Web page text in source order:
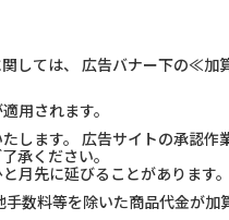
しては、 広告バナー下の≪
用されます。
します。 広告サイトの承認作
承ください。
月先に延びることがあります。
数料等を除いた商品代金が